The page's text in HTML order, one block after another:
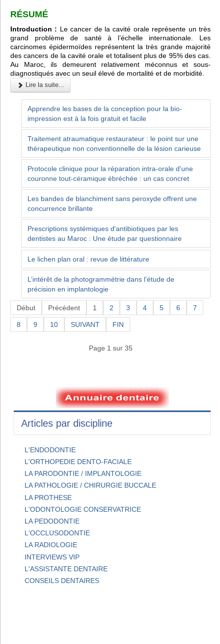
RÉSUMÉ
Introduction : Le cancer de la cavité orale représente un très
grand problème de santé à l’échelle internationale. Les
carcinomes épidermoïdes représentent la très grande majorité
des cancers de la cavité orale et totalisent plus de 95% des cas.
Au Maroc, ils demeurent relativement méconnus et sous-
diagnostiqués avec un seuil élevé de mortalité et de morbidité.
Lire la suite...
Apprendre les bases de la conception pour la bio-
impression est à la fois gratuit et facile
Traitement atraumatique restaurateur : le point sur une
thérapeutique non conventionnelle de la lésion carieuse
Protocole clinique pour la réparation intra-orale d'une
couronne tout-céramique ébréchée : un cas concret
Les bandes de blanchiment sans peroxyde offrent une
concurrence brillante
Prescriptions systémiques d'antibiotiques par les
dentistes au Maroc : Une étude par questionnaire
Le lichen plan oral : revue de littérature
L’intérêt de la photogrammétrie dans l’étude de
précision en implantologie
Début Précédent 1 2 3 4 5 6 7
8 9 10 SUIVANT FIN
Page 1 sur 35
Articles par discipline
L'ENDODONTIE
L'ORTHOPEDIE DENTO-FACIALE
LA PARODONTIE / IMPLANTOLOGIE
LA PATHOLOGIE / CHIRURGIE BUCCALE
LA PROTHESE
L'ODONTOLOGIE CONSERVATRICE
LA PEDODONTIE
L'OCCLUSODONTIE
LA RADIOLOGIE
INTERVIEWS VIP
L'ASSISTANTE DENTAIRE
CONSEILS DENTAIRES